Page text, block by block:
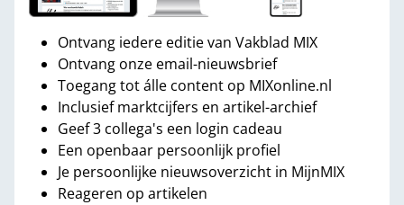
Ontvang iedere editie van Vakblad MIX
Ontvang onze email-nieuwsbrief
Toegang tot álle content op MIXonline.nl
Inclusief marktcijfers en artikel-archief
Geef 3 collega's een login cadeau
Een openbaar persoonlijk profiel
Je persoonlijke nieuwsoverzicht in MijnMIX
Reageren op artikelen